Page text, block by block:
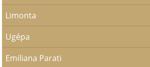
Limonta
Ugépa
Emiliana Parati